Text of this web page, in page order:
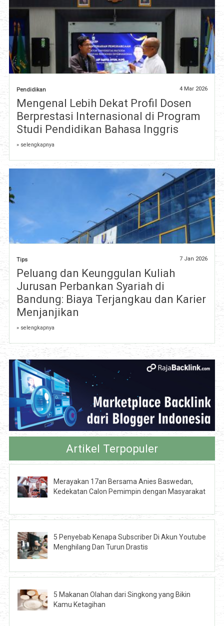
Pendidikan 4 Mar 2026
Mengenal Lebih Dekat Profil Dosen
Berprestasi Internasional di Program
Studi Pendidikan Bahasa Inggris
» selengkapnya
Tips 7 Jan 2026
Peluang dan Keunggulan Kuliah
Jurusan Perbankan Syariah di
Bandung: Biaya Terjangkau dan Karier
Menjanjikan
» selengkapnya
Artikel Terpopuler
Merayakan 17an Bersama Anies Baswedan,
Kedekatan Calon Pemimpin dengan Masyarakat
5 Penyebab Kenapa Subscriber Di Akun Youtube
Menghilang Dan Turun Drastis
5 Makanan Olahan dari Singkong yang Bikin
Kamu Ketagihan